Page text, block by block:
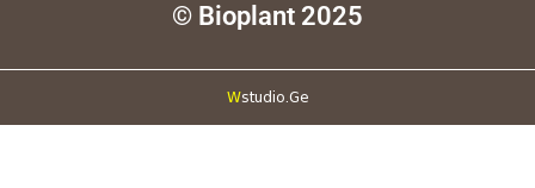
© Bioplant 2025
Wstudio.Ge